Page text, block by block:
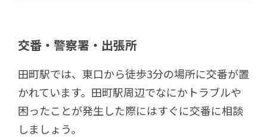
交番・警察署・出張所
田町駅では、東口から徒歩3分の場所に交番が置
かれています。田町駅周辺でなにかトラブルや
困ったことが発生した際にはすぐに交番に相談
しましょう。